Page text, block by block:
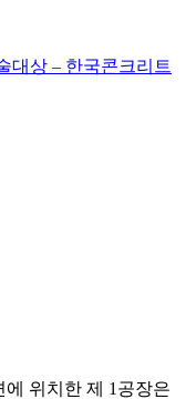
대상 – 한국콘크리트
위치한 제 1공장은